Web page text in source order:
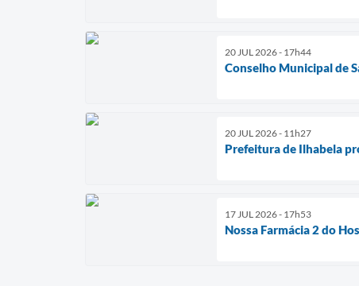
20 JUL 2026 - 17h44
Conselho Municipal de
20 JUL 2026 - 11h27
Prefeitura de Ilhabela
17 JUL 2026 - 17h53
Nossa Farmácia 2 do